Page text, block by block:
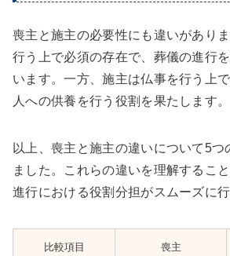
喪主と施主の必要性にも違いがあり
行う上で必須の存在で、葬儀の進行
います。一方、施主は仏事を行う上
人への供養を行う役割を果たします。
以上、喪主と施主の違いについて5つ
ました。これらの違いを理解するこ
進行における役割分担がスムーズに行
比較項目 喪主